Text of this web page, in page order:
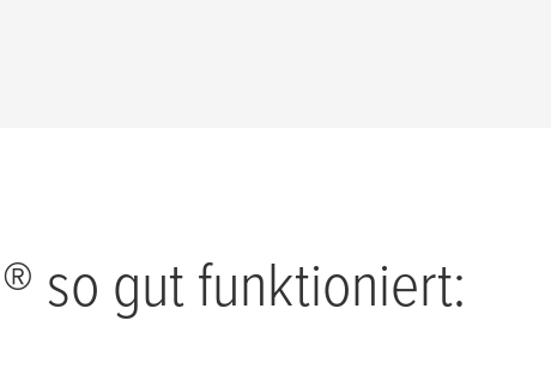
® so gut funktioniert: